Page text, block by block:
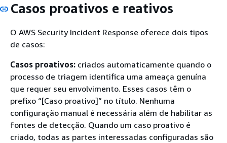
Casos proativos e reativos
O AWS Security Incident Response oferece dois tipos
de casos:
Casos proativos: criados automaticamente quando o
processo de triagem identifica uma ameaça genuína
que requer seu envolvimento. Esses casos têm o
prefixo “[Caso proativo]” no título. Nenhuma
configuração manual é necessária além de habilitar as
fontes de detecção. Quando um caso proativo é
criado, todas as partes interessadas configuradas são